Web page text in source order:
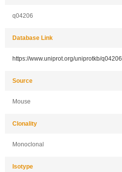
q04206
Database Link
https://www.uniprot.org/uniprotkb/q04206
Source
Mouse
Clonality
Monoclonal
Isotype